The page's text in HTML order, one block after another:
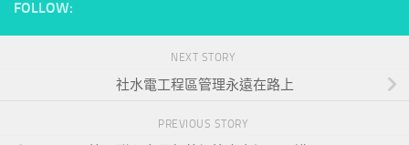
FOLLOW:
NEXT STORY
社水電工程區管理永遠在路上
PREVIOUS STORY